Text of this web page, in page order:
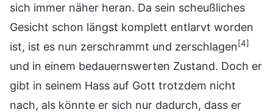
sich immer näher heran. Da sein scheußliches
Gesicht schon längst komplett entlarvt worden
ist, ist es nun zerschrammt und zerschlagen[4]
und in einem bedauernswerten Zustand. Doch er
gibt in seinem Hass auf Gott trotzdem nicht
nach, als könnte er sich nur dadurch, dass er